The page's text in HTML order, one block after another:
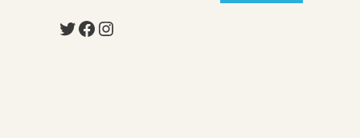
Twitter
Facebook
Instagram